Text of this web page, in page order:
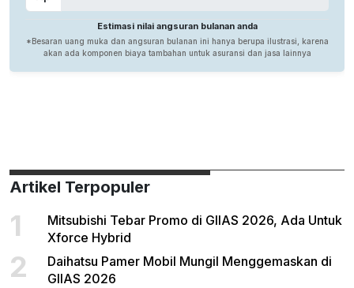
Artikel Terpopuler
1
Mitsubishi Tebar Promo di GIIAS 2026, Ada Untuk
Xforce Hybrid
2
Daihatsu Pamer Mobil Mungil Menggemaskan di
GIIAS 2026